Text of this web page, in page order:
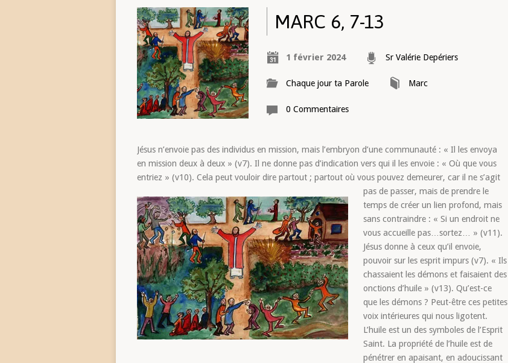
MARC 6, 7-13
1 février 2024 Sr Valérie Depériers
Chaque jour ta Parole Marc
0 Commentaires
Jésus n’envoie pas des individus en mission, mais l’embryon d’une communauté : « Il les envoya
en mission deux à deux » (v7). Il ne donne pas d’indication vers qui il les envoie : « Où que vous
entriez » (v10). Cela peut vouloir dire partout ; partout où vous pouvez demeurer, car il ne s’agit
pas de passer, mais de prendre le
temps de créer un lien profond, mais
sans contraindre : « Si un endroit ne
vous accueille pas…sortez… » (v11).
Jésus donne à ceux qu’il envoie,
pouvoir sur les esprit impurs (v7). « Ils
chassaient les démons et faisaient des
onctions d’huile » (v13). Qu’est-ce
que les démons ? Peut-être ces petites
voix intérieures qui nous ligotent.
L’huile est un des symboles de l’Esprit
Saint. La propriété de l’huile est de
pénétrer en apaisant, en adoucissant